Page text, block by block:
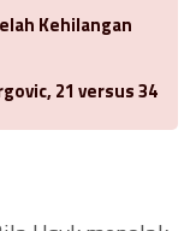
Kehilangan
21 versus 34